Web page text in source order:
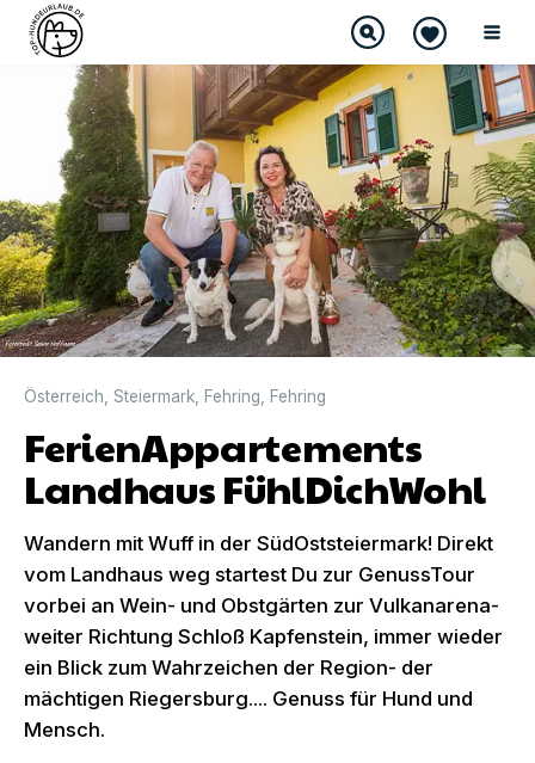
Österreich Steiermark Fehring Fehring
FerienAppartements
Landhaus FühlDichWohl
Wandern mit Wuff in der SüdOststeiermark! Direkt
vom Landhaus weg startest Du zur GenussTour
vorbei an Wein- und Obstgärten zur Vulkanarena-
weiter Richtung Schloß Kapfenstein, immer wieder
ein Blick zum Wahrzeichen der Region- der
mächtigen Riegersburg.... Genuss für Hund und
Mensch.